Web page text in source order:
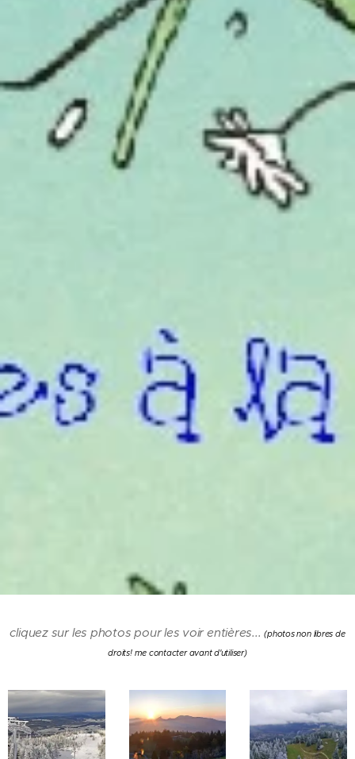
cliquez sur les photos pour les voir entières...(photos non libres de
droits! me contacter avant d'utiliser)